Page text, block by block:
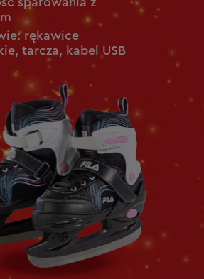
rękawice
tarcza, kabel USB